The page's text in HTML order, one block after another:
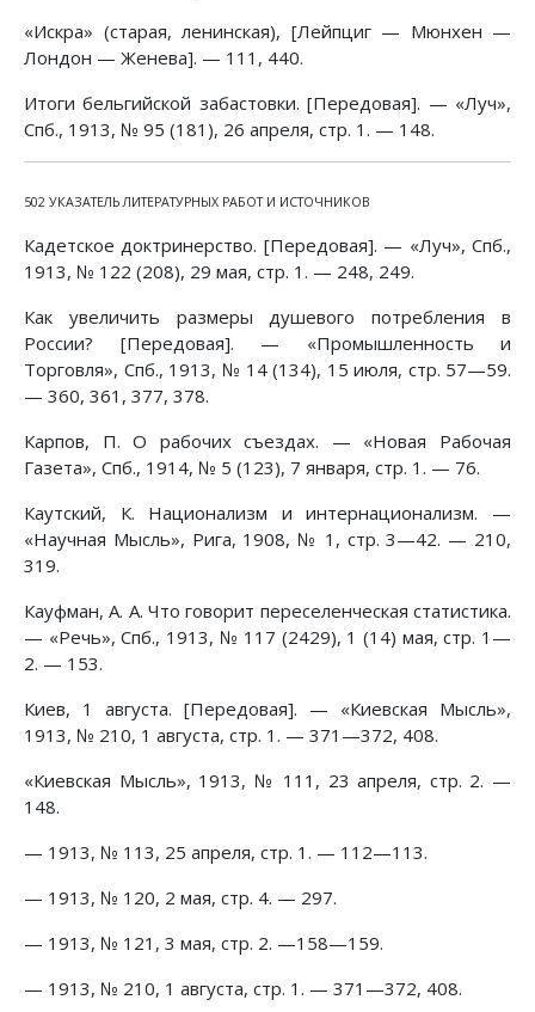
«Искра» (старая, ленинская), [Лейпциг — Мюнхен —
Лондон — Женева]. — 111, 440.
Итоги бельгийской забастовки. [Передовая]. — «Луч»,
Спб., 1913, № 95 (181), 26 апреля, стр. 1. — 148.
502 УКАЗАТЕЛЬ ЛИТЕРАТУРНЫХ РАБОТ И ИСТОЧНИКОВ
Кадетское доктринерство. [Передовая]. — «Луч», Спб.,
1913, № 122 (208), 29 мая, стр. 1. — 248, 249.
Как увеличить размеры душевого потребления в
России? [Передовая]. — «Промышленность и
Торговля», Спб., 1913, № 14 (134), 15 июля, стр. 57—59.
— 360, 361, 377, 378.
Карпов, П. О рабочих съездах. — «Новая Рабочая
Газета», Спб., 1914, № 5 (123), 7 января, стр. 1. — 76.
Каутский, К. Национализм и интернационализм. —
«Научная Мысль», Рига, 1908, № 1, стр. 3—42. — 210,
319.
Кауфман, А. А. Что говорит переселенческая статистика.
— «Речь», Спб., 1913, № 117 (2429), 1 (14) мая, стр. 1—
2. — 153.
Киев, 1 августа. [Передовая]. — «Киевская Мысль»,
1913, № 210, 1 августа, стр. 1. — 371—372, 408.
«Киевская Мысль», 1913, № 111, 23 апреля, стр. 2. —
148.
— 1913, № 113, 25 апреля, стр. 1. — 112—113.
— 1913, № 120, 2 мая, стр. 4. — 297.
— 1913, № 121, 3 мая, стр. 2. —158—159.
— 1913, № 210, 1 августа, стр. 1. — 371—372, 408.